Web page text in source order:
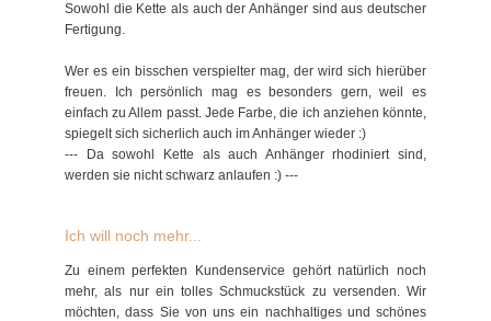
Sowohl die Kette als auch der Anhänger sind aus deutscher
Fertigung.
Wer es ein bisschen verspielter mag, der wird sich hierüber
freuen. Ich persönlich mag es besonders gern, weil es
einfach zu Allem passt. Jede Farbe, die ich anziehen könnte,
spiegelt sich sicherlich auch im Anhänger wieder :)
--- Da sowohl Kette als auch Anhänger rhodiniert sind,
werden sie nicht schwarz anlaufen :) ---
Ich will noch mehr...
Zu einem perfekten Kundenservice gehört natürlich noch
mehr, als nur ein tolles Schmuckstück zu versenden. Wir
möchten, dass Sie von uns ein nachhaltiges und schönes